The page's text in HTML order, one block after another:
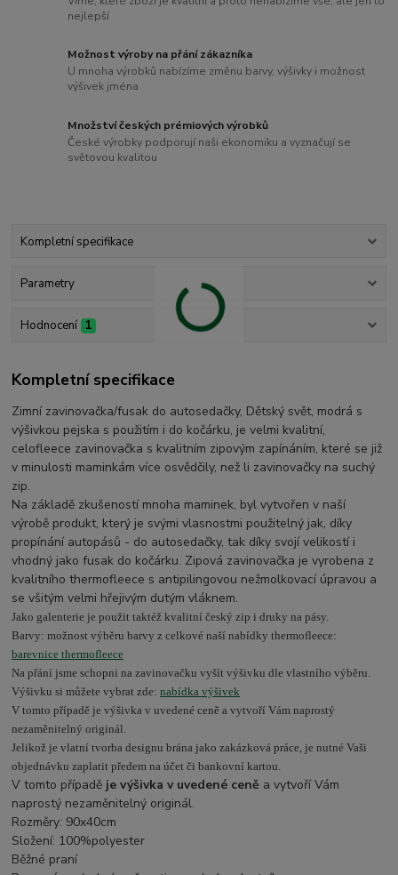
nejlepší
Možnost výroby na přání zákazníka
U mnoha výrobků nabízíme změnu barvy, výšivky i možnost
výšivek jména
Množství českých prémiových výrobků
České výrobky podporují naši ekonomiku a vyznačují se
světovou kvalitou
Kompletní specifikace
Parametry
Hodnocení 1
Kompletní specifikace
Zimní zavinovačka/fusak do autosedačky, Dětský svět, modrá s
výšivkou pejska s použitím i do kočárku, je velmi kvalitní,
celofleece zavinovačka s kvalitním zipovým zapínáním, které se již
v minulosti maminkám více osvědčily, než li zavinovačky na suchý
zip.
Na základě zkušeností mnoha maminek, byl vytvořen v naší
výrobě produkt, který je svými vlasnostmi použitelný jak, díky
propínání autopásů - do autosedačky, tak díky svojí velikostí i
vhodný jako fusak do kočárku. Zipová zavinovačka je vyrobena z
kvalitního thermofleece s antipilingovou nežmolkovací úpravou a
se všitým velmi hřejivým dutým vláknem.
Jako galenterie je použit taktéž kvalitní český zip i druky na pásy.
Barvy: možnost výběru barvy z celkové naší nabídky thermofleece:
barevnice thermofleece
Na přání jsme schopni na zavinovačku vyšít výšivku dle vlastního výběru.
Výšivku si můžete vybrat zde:nabídka výšivek
V tomto případě je výšivka v uvedené ceně a vytvoří Vám naprostý
nezaměnitelný originál.
Jelikož je vlatní tvorba designu brána jako zakázková práce, je nutné Vaši
objednávku zaplatit předem na účet či bankovní kartou.
V tomto případě je výšivka v uvedené ceně a vytvoří Vám
naprostý nezaměnitelný originál.
Rozměry: 90x40cm
Složení: 100%polyester
Běžné praní